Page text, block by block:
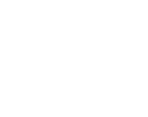
Grup çalışmaları ile gerçek bir iş
Süreç iyileştirme ve operasyonel
TKY felsefesini öğrenmek ve
Eğitim sonunda yapılacak sınavda